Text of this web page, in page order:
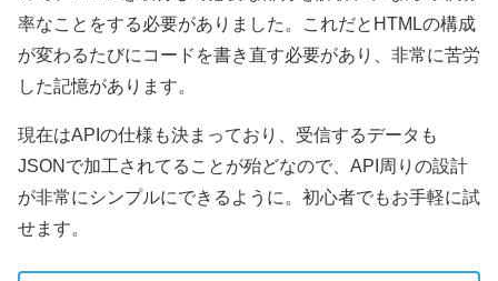
率なことをする必要がありました。これだとHTMLの構成
が変わるたびにコードを書き直す必要があり、非常に苦労
した記憶があります。
現在はAPIの仕様も決まっており、受信するデータも
JSONで加工されてることが殆どなので、API周りの設計
が非常にシンプルにできるように。初心者でもお手軽に試
せます。